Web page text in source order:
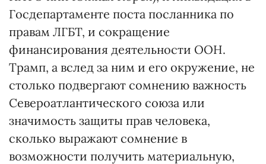
Госдепартаменте поста посланника по
правам ЛГБТ, и сокращение
финансирования деятельности ООН.
Трамп, а вслед за ним и его окружение, не
столько подвергают сомнению важность
Североатлантического союза или
значимость защиты прав человека,
сколько выражают сомнение в
возможности получить материальную,